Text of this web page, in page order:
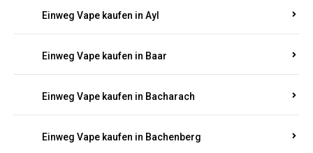
Einweg Vape kaufen in Ayl
Einweg Vape kaufen in Baar
Einweg Vape kaufen in Bacharach
Einweg Vape kaufen in Bachenberg